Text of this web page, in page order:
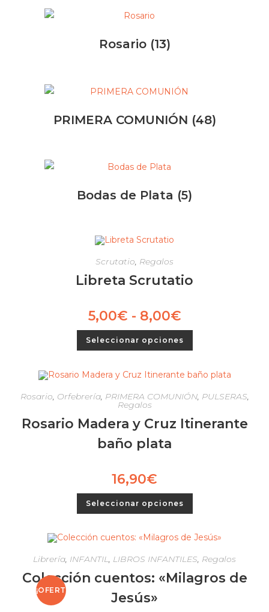
Rosario (13)
PRIMERA COMUNIÓN (48)
Bodas de Plata (5)
Scrutatio, Regalos
Libreta Scrutatio
5,00€ - 8,00€
Seleccionar opciones
Rosario, Orfebrería, PRIMERA COMUNIÓN, PULSERAS,
Regalos
Rosario Madera y Cruz Itinerante
baño plata
16,90€
Seleccionar opciones
¡OFERT
Librería, INFANTIL, LIBROS INFANTILES, Regalos
Colección cuentos: «Milagros de
Jesús»